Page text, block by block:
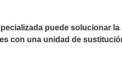
puede solucionar
con una unidad de